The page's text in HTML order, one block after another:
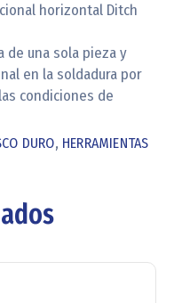
horizontal Ditch
de una sola pieza y
en la soldadura por
condiciones de
DURO, HERRAMIENTAS